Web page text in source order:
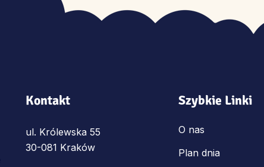
Kontakt
ul. Królewska 55
30-081 Kraków
Szybkie Linki
O nas
Plan dnia